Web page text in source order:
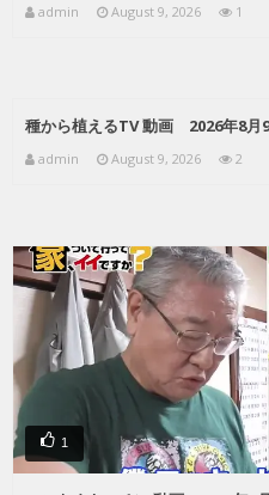
admin August 9, 2026 1
種から植えるTV 動画 2026年8月
admin August 9, 2026 2
1